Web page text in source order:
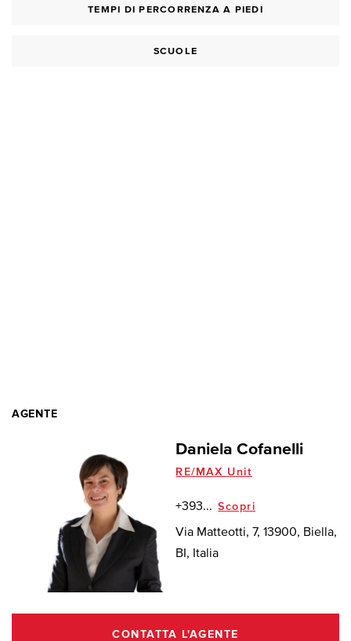
TEMPI DI PERCORRENZA A PIEDI
SCUOLE
AGENTE
Daniela Cofanelli
RE/MAX Unit
+393... Scopri
Via Matteotti, 7, 13900, Biella,
BI, Italia
CONTATTA L'AGENTE